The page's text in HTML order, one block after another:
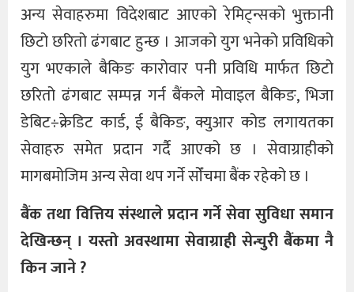
अन्य सेवाहरुमा विदेशबाट आएको रेमिट्न्सको भुक्तानी
छिटो छरितो ढंगबाट हुन्छ । आजको युग भनेको प्रविधिको
युग भएकाले बैकिङ कारोवार पनी प्रविधि मार्फत छिटो
छरितो ढंगबाट सम्पन्न गर्न बैंकले मोवाइल बैकिङ, भिजा
डेबिट÷क्रेडिट कार्ड, ई बैकिङ, क्युआर कोड लगायतका
सेवाहरु समेत प्रदान गर्दै आएको छ । सेवाग्राहीको
मागबमोजिम अन्य सेवा थप गर्ने सोँचमा बैंक रहेको छ ।
बैंक तथा वित्तिय संस्थाले प्रदान गर्ने सेवा सुविधा समान
देखिन्छन् । यस्तो अवस्थामा सेवाग्राही सेन्चुरी बैंंकमा नै
किन जाने ?